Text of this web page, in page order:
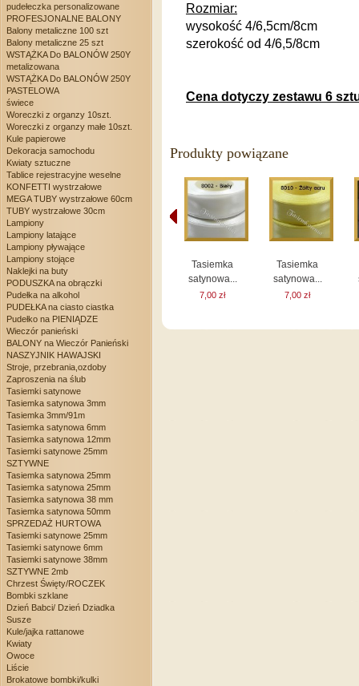
pudełeczka personalizowane
PROFESJONALNE BALONY
Balony metaliczne 100 szt
Balony metaliczne 25 szt
WSTĄŻKA Do BALONÓW 250Y
metalizowana
WSTĄŻKA Do BALONÓW 250Y
PASTELOWA
świece
Woreczki z organzy 10szt.
Woreczki z organzy małe 10szt.
Kule papierowe
Dekoracja samochodu
Kwiaty sztuczne
Tablice rejestracyjne weselne
KONFETTI wystrzałowe
MEGA TUBY wystrzałowe 60cm
TUBY wystrzałowe 30cm
Lampiony
Lampiony latające
Lampiony pływające
Lampiony stojące
Naklejki na buty
PODUSZKA na obrączki
Pudełka na alkohol
PUDEŁKA na ciasto ciastka
Pudełko na PIENIĄDZE
Wieczór panieński
BALONY na Wieczór Panieński
NASZYJNIK HAWAJSKI
Stroje, przebrania,ozdoby
Zaproszenia na ślub
Tasiemki satynowe
Tasiemka satynowa 3mm
Tasiemka 3mm/91m
Tasiemka satynowa 6mm
Tasiemka satynowa 12mm
Tasiemki satynowe 25mm
SZTYWNE
Tasiemka satynowa 25mm
Tasiemka satynowa 25mm
Tasiemka satynowa 38 mm
Tasiemka satynowa 50mm
SPRZEDAŻ HURTOWA
Tasiemki satynowe 25mm
Tasiemki satynowe 6mm
Tasiemki satynowe 38mm
SZTYWNE 2mb
Chrzest Święty/ROCZEK
Bombki szklane
Dzień Babci/ Dzień Dziadka
Susze
Kule/jajka rattanowe
Kwiaty
Owoce
Liście
Brokatowe bombki/kulki
Rozmiar:
wysokość 4/6,5cm/8cm
szerokość od 4/6,5/8cm
Cena dotyczy zestawu 6
Produkty powiązane
Tasiemka
satynowa...
7,00 zł
Tasiemka
satynowa...
7,00 zł